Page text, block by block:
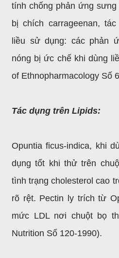
tính chống phản ứng
bị chích carrageenan,
liều sử dụng: các phản
nóng bị ức chế khi dùng
of Ethnopharmacology Số
Tác dụng trên Lipids:
Opuntia ficus-indica, khi
dụng tốt khi thử trên
tình trạng cholesterol cao
rõ rệt. Pectin ly trích từ
mức LDL nơi chuột bọ
Nutrition Số 120-1990).